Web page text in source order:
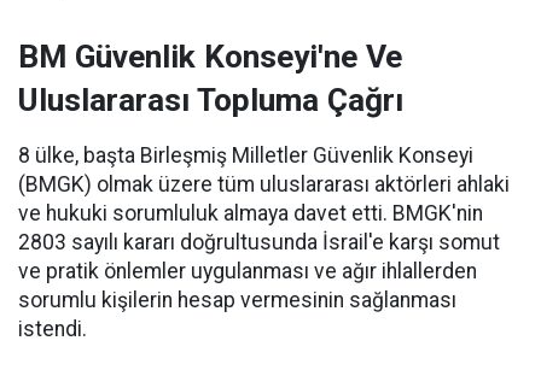
BM Güvenlik Konseyi'ne Ve
Uluslararası Topluma Çağrı
8 ülke, başta Birleşmiş Milletler Güvenlik Konseyi
(BMGK) olmak üzere tüm uluslararası aktörleri ahlaki
ve hukuki sorumluluk almaya davet etti. BMGK'nin
2803 sayılı kararı doğrultusunda İsrail'e karşı somut
ve pratik önlemler uygulanması ve ağır ihlallerden
sorumlu kişilerin hesap vermesinin sağlanması
istendi.